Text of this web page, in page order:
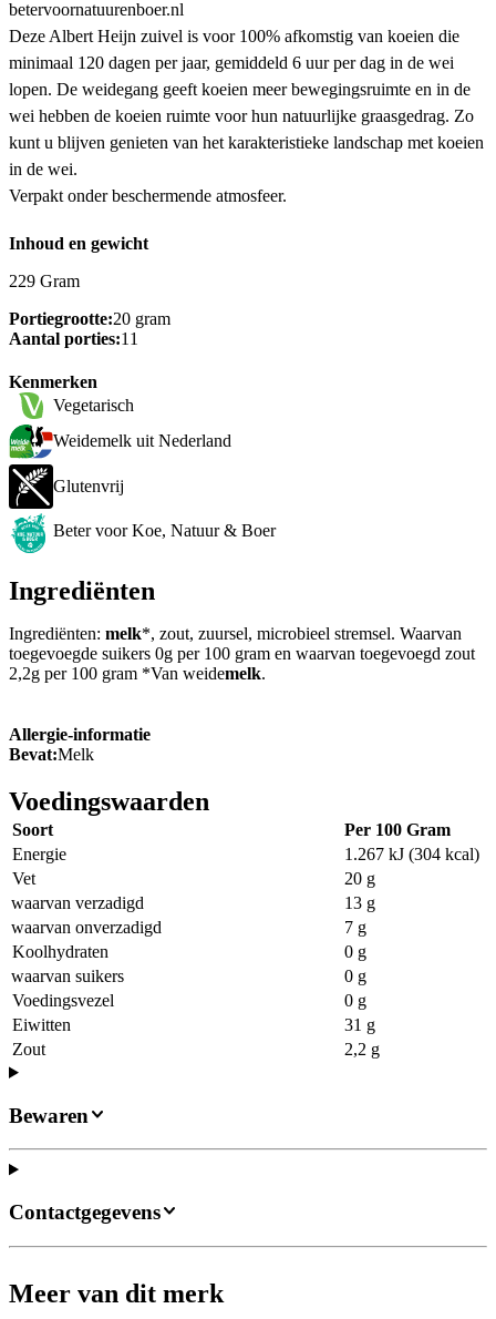
betervoornatuurenboer.nl
Deze Albert Heijn zuivel is voor 100% afkomstig van koeien die
minimaal 120 dagen per jaar, gemiddeld 6 uur per dag in de wei
lopen. De weidegang geeft koeien meer bewegingsruimte en in de
wei hebben de koeien ruimte voor hun natuurlijke graasgedrag. Zo
kunt u blijven genieten van het karakteristieke landschap met koeien
in de wei.
Verpakt onder beschermende atmosfeer.
Inhoud en gewicht
229 Gram
Portiegrootte:20 gram
Aantal porties:11
Kenmerken
Vegetarisch
Weidemelk uit Nederland
Glutenvrij
Beter voor Koe, Natuur & Boer
Ingrediënten
Ingrediënten: melk*, zout, zuursel, microbieel stremsel. Waarvan
toegevoegde suikers 0g per 100 gram en waarvan toegevoegd zout
2,2g per 100 gram *Van weidemelk.
Allergie-informatie
Bevat:Melk
Voedingswaarden
Soort
Per 100 Gram
Energie
1.267 kJ (304 kcal)
Vet
20 g
waarvan verzadigd
13 g
waarvan onverzadigd
7 g
Koolhydraten
0 g
waarvan suikers
0 g
Voedingsvezel
0 g
Eiwitten
31 g
Zout
2,2 g
Bewaren
Contactgegevens
Meer van dit merk